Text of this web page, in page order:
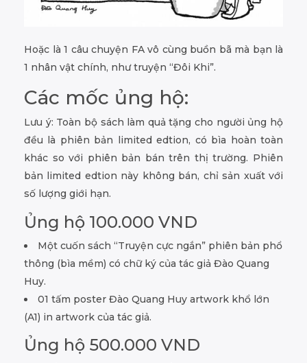
Hoặc là 1 câu chuyện FA vô cùng buồn bã mà bạn là
1 nhân vật chính, như truyện “Đôi Khi”.
Các mốc ủng hộ:
Lưu ý: Toàn bộ sách làm quả tặng cho người ủng hộ
đều là phiên bản limited edtion, có bìa hoàn toàn
khác so với phiên bản bán trên thị trường. Phiên
bản limited edtion này không bán, chỉ sản xuất với
số lượng giới hạn.
Ủng hộ 100.000 VND
Một cuốn sách “Truyện cực ngắn” phiên bản phổ
thông (bìa mềm) có chữ ký của tác giả Đào Quang
Huy.
01 tấm poster Đào Quang Huy artwork khổ lớn
(A1) in artwork của tác giả.
Ủng hộ 500.000 VND